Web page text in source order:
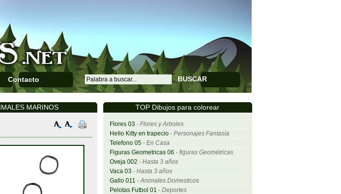
Contacto BUSCAR
TOP Dibujos para colorear
Flores 03 - Flores y Arboles
Hello Kitty en trapecio- Personajes Fantasía
Telefono 05- En Casa
Figuras Geometricas 06 - figuras Geométricas
Oveja 002 - Hasta 3 años
Vaca 03 - Hasta 3 años
Gallo 011 -Animales Domesticos
Pelotas Futbol 01 - Deportes
MARINOS